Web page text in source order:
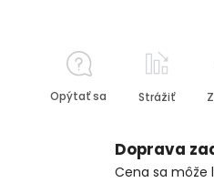
Opýtať sa Strážiť
Doprava
Cena sa môže